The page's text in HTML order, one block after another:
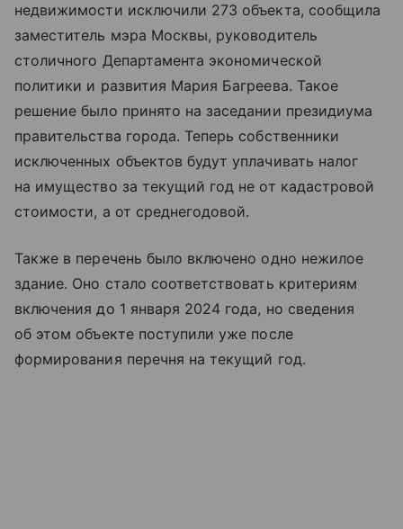
недвижимости исключили 273 объекта, сообщила
заместитель мэра Москвы, руководитель
столичного Департамента экономической
политики и развития Мария Багреева. Такое
решение было принято на заседании президиума
правительства города. Теперь собственники
исключенных объектов будут уплачивать налог
на имущество за текущий год не от кадастровой
стоимости, а от среднегодовой.
Также в перечень было включено одно нежилое
здание. Оно стало соответствовать критериям
включения до 1 января 2024 года, но сведения
об этом объекте поступили уже после
формирования перечня на текущий год.